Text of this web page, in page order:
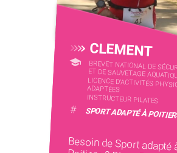
CLEMENT
BREVET NATIONAL DE
ET DE SAUVETAGE
LICENCE D’ACTIVITÉS
ADAPTÉES
INSTRUCTEUR PILATES
# SPORT ADAPTÉ À
Besoin de Sport adapté
Poitiers ? D'une Perte
poids ? D'être bien dans
corps ? Un défi, une envie,
rêve... Vos objectifs